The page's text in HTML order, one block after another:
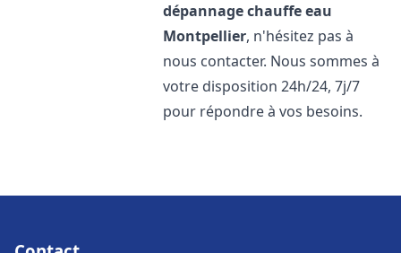
dépannage chauffe eau
Montpellier, n'hésitez pas à
nous contacter. Nous sommes à
votre disposition 24h/24, 7j/7
pour répondre à vos besoins.